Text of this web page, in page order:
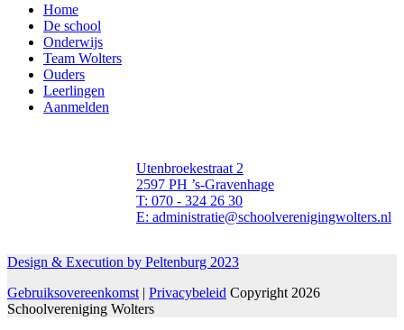
Home
De school
Onderwijs
Team Wolters
Ouders
Leerlingen
Aanmelden
Utenbroekestraat 2
2597 PH ’s-Gravenhage
T: 070 - 324 26 30
E: administratie@schoolverenigingwolters.nl
Design & Execution by Peltenburg 2023
Gebruiksovereenkomst | Privacybeleid Copyright 2026
Schoolvereniging Wolters